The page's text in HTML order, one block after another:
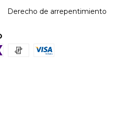
Derecho de arrepentimiento